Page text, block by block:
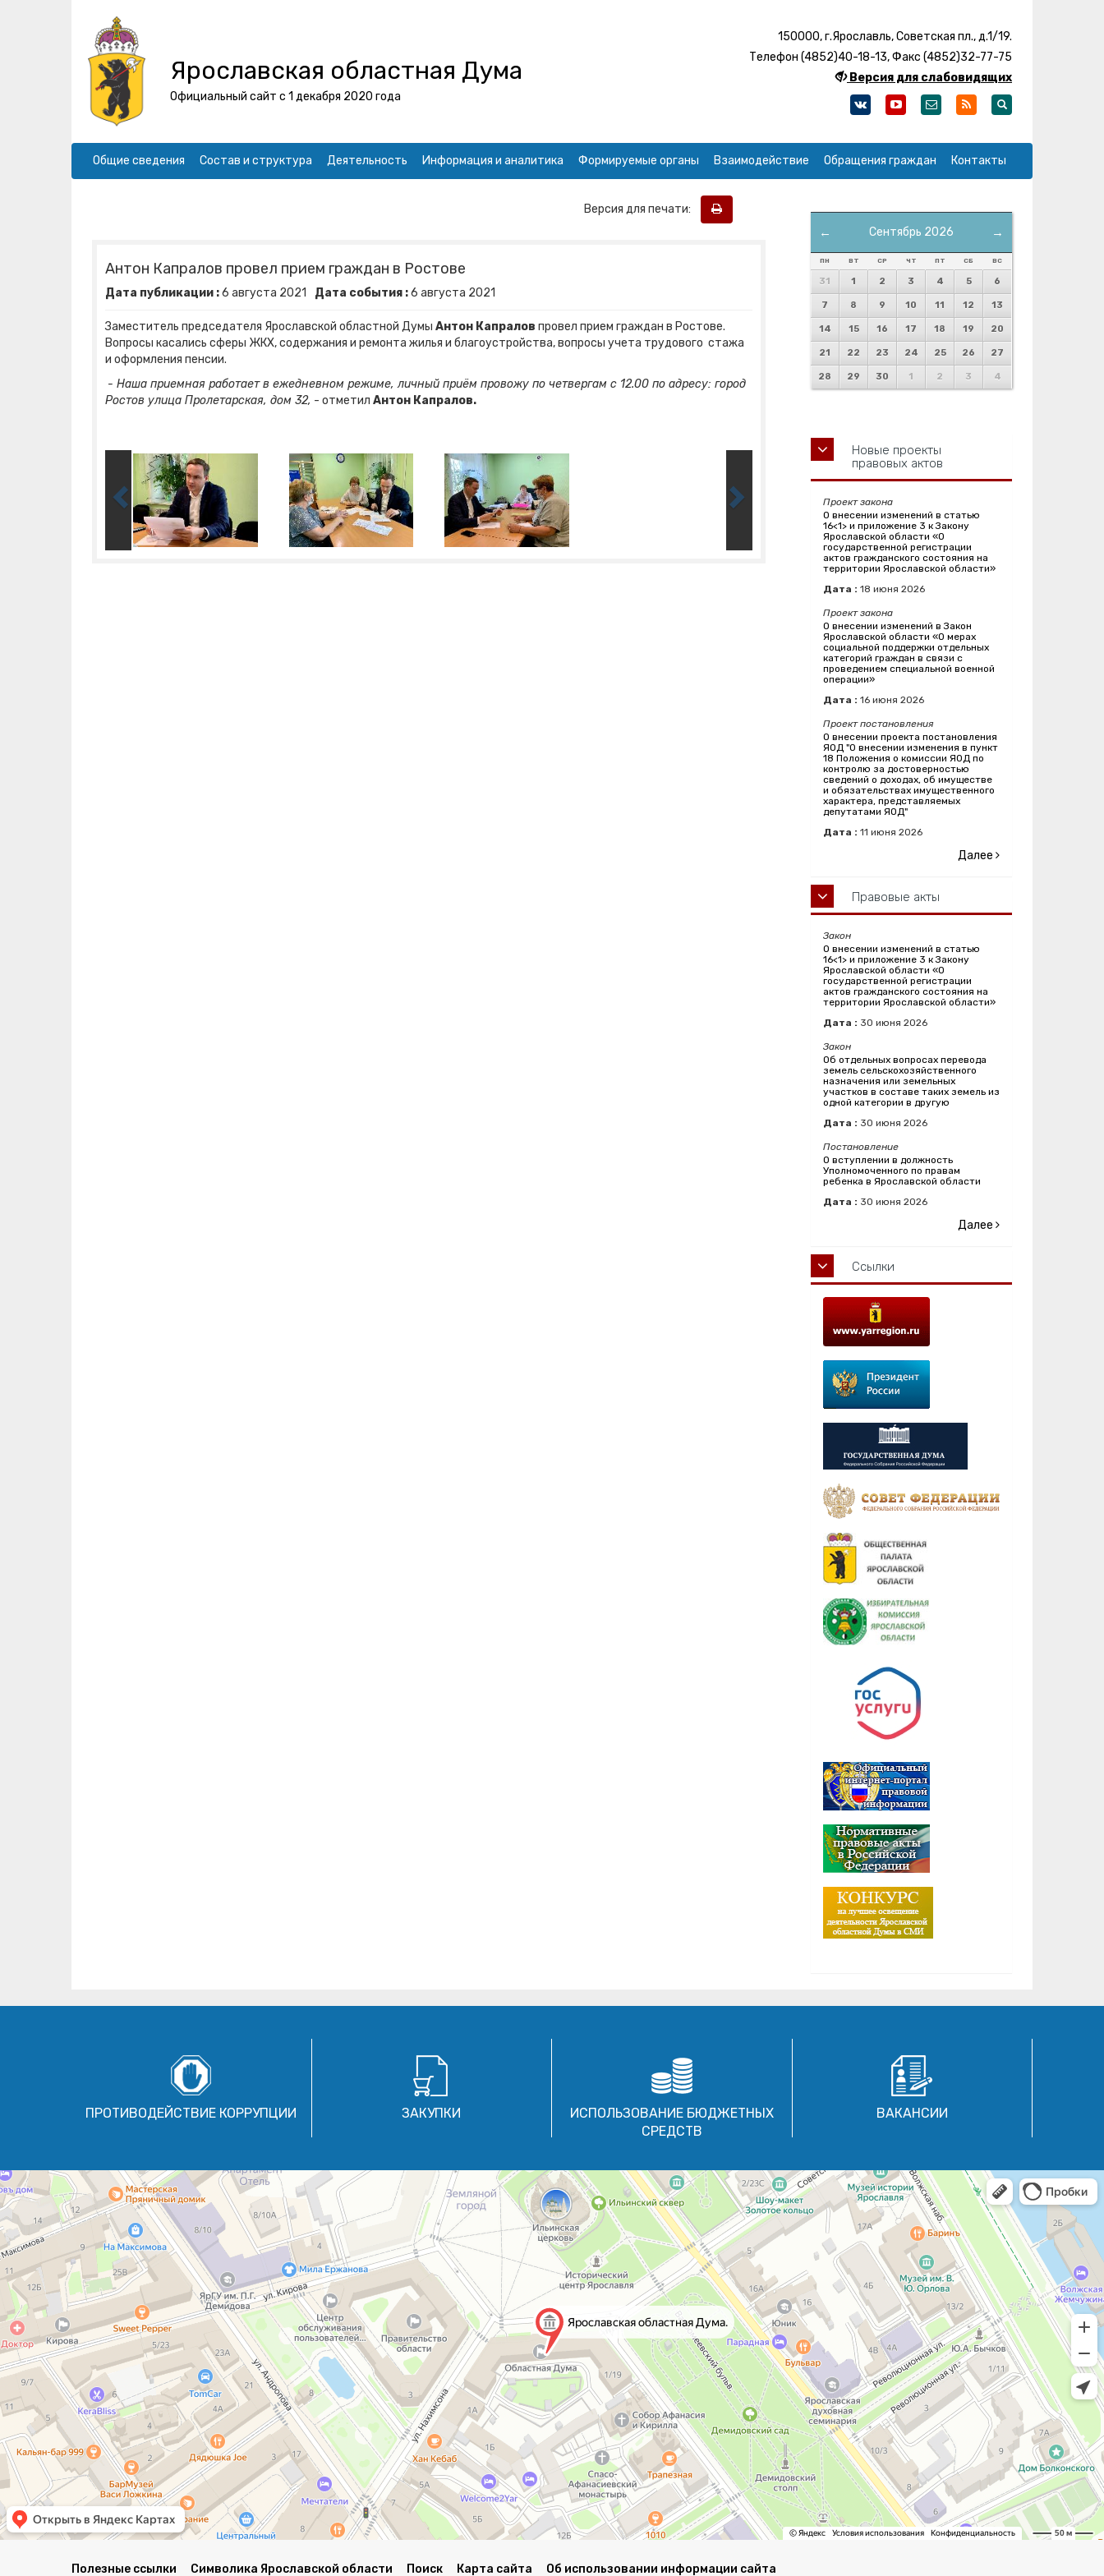
Ярославская областная Дума
Официальный сайт с 1 декабря 2020 года
150000, г.Ярославль, Советская пл., д.1/19.
Телефон (4852)40-18-13, Факс (4852)32-77-75
Версия для слабовидящих
Общие сведения Состав и структура Деятельность Информация и аналитика Формируемые органы Взаимодействие Обращения граждан Контакты
Версия для печати:
Антон Капралов провел прием граждан в Ростове
Дата публикации :6 августа 2021 Дата события :6 августа 2021
Заместитель председателя Ярославской областной Думы Антон Капралов провел прием граждан в Ростове.
Вопросы касались сферы ЖКХ, содержания и ремонта жилья и благоустройства, вопросы учета трудового стажа
и оформления пенсии.
- Наша приемная работает в ежедневном режиме, личный приём провожу по четвергам с 12.00 по адресу: город
Ростов улица Пролетарская, дом 32, - отметил Антон Капралов.
← →
Сентябрь 2026
ПН ВТ СР ЧТ ПТ СБ ВС
31 1 2 3 4 5 6
7 8 9 10 11 12 13
14 15 16 17 18 19 20
21 22 23 24 25 26 27
28 29 30 1 2 3 4
Новые проекты
правовых актов
Проект закона
О внесении изменений в статью
16<1> и приложение 3 к Закону
Ярославской области «О
государственной регистрации
актов гражданского состояния на
территории Ярославской области»
Дата : 18 июня 2026
Проект закона
О внесении изменений в Закон
Ярославской области «О мерах
социальной поддержки отдельных
категорий граждан в связи с
проведением специальной военной
операции»
Дата : 16 июня 2026
Проект постановления
О внесении проекта постановления
ЯОД "О внесении изменения в пункт
18 Положения о комиссии ЯОД по
контролю за достоверностью
сведений о доходах, об имуществе
и обязательствах имущественного
характера, представляемых
депутатами ЯОД"
Дата : 11 июня 2026
Далее
Правовые акты
Закон
О внесении изменений в статью
16<1> и приложение 3 к Закону
Ярославской области «О
государственной регистрации
актов гражданского состояния на
территории Ярославской области»
Дата : 30 июня 2026
Закон
Об отдельных вопросах перевода
земель сельскохозяйственного
назначения или земельных
участков в составе таких земель из
одной категории в другую
Дата : 30 июня 2026
Постановление
О вступлении в должность
Уполномоченного по правам
ребенка в Ярославской области
Дата : 30 июня 2026
Далее
Ссылки
ПРОТИВОДЕЙСТВИЕ КОРРУПЦИИ ЗАКУПКИ
ИСПОЛЬЗОВАНИЕ БЮДЖЕТНЫХ
СРЕДСТВ
ВАКАНСИИ
Полезные ссылки Символика Ярославской области Поиск Карта сайта Об использовании информации сайта